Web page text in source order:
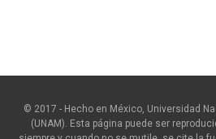
© 2017 - Hecho en México, Universidad
(UNAM). Esta página puede ser